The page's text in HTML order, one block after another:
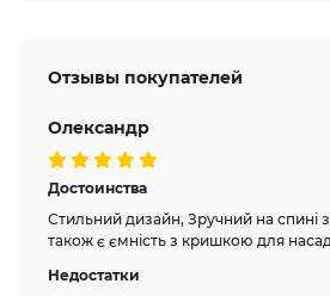
Отзывы покупателей
Олександр
Достоинства
Стильний дизайн, Зручний на спині
також є ємність з кришкою для
Недостатки